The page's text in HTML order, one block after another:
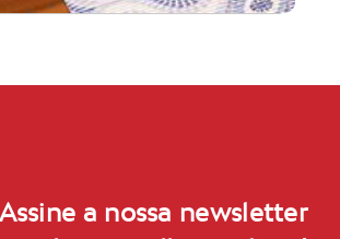
Assine a nossa newsletter